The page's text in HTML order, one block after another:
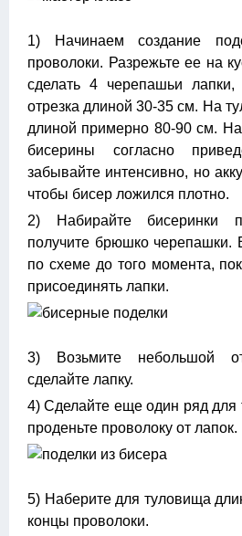
1) Начинаем создание
проволоки. Разрежьте ее на
сделать 4 черепашьи
отрезка длиной 30-35 см. На
длиной примерно 80-90 см.
бисерины согласно
забывайте интенсивно, но
чтобы бисер ложился плотно.
2) Набирайте бисеринки
получите брюшко черепашки.
по схеме до того момента,
присоединять лапки.
3) Возьмите небольшой
сделайте лапку.
4) Сделайте еще один ряд для
проденьте проволоку от лапок.
5) Наберите для туловища
концы проволоки.